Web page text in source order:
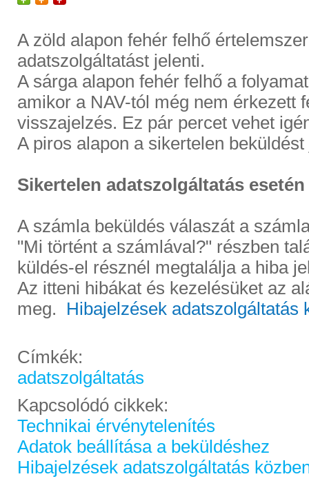
A zöld alapon fehér felhő
adatszolgáltatást jelenti.
A sárga alapon fehér felhő a
amikor a NAV-tól még nem érkezett
visszajelzés. Ez pár percet vehet
A piros alapon a sikertelen
Sikertelen adatszolgáltatás
A számla beküldés válaszát a
"Mi történt a számlával?" részben
küldés-el résznél megtalálja a hiba
Az itteni hibákat és kezelésüket az
meg. Hibajelzések adatszolgáltatás
Címkék:
adatszolgáltatás
Kapcsolódó cikkek:
Technikai érvénytelenítés
Adatok beállítása a beküldéshez
Hibajelzések adatszolgáltatás